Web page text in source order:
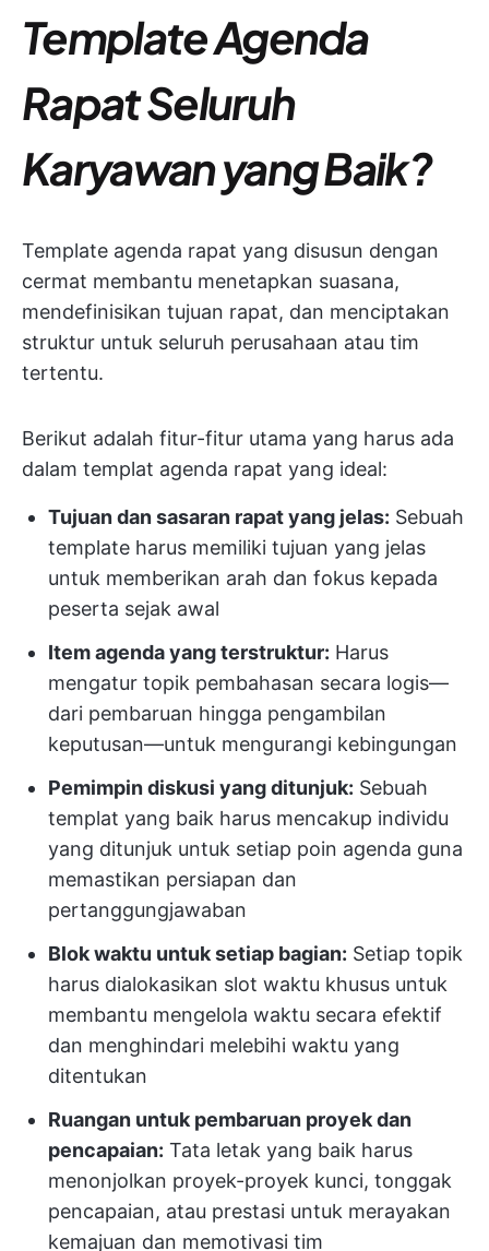
Template Agenda
Rapat Seluruh
Karyawan yang Baik?
Template agenda rapat yang disusun dengan
cermat membantu menetapkan suasana,
mendefinisikan tujuan rapat, dan menciptakan
struktur untuk seluruh perusahaan atau tim
tertentu.
Berikut adalah fitur-fitur utama yang harus ada
dalam templat agenda rapat yang ideal:
Tujuan dan sasaran rapat yang jelas: Sebuah
template harus memiliki tujuan yang jelas
untuk memberikan arah dan fokus kepada
peserta sejak awal
Item agenda yang terstruktur: Harus
mengatur topik pembahasan secara logis—
dari pembaruan hingga pengambilan
keputusan—untuk mengurangi kebingungan
Pemimpin diskusi yang ditunjuk: Sebuah
templat yang baik harus mencakup individu
yang ditunjuk untuk setiap poin agenda guna
memastikan persiapan dan
pertanggungjawaban
Blok waktu untuk setiap bagian: Setiap topik
harus dialokasikan slot waktu khusus untuk
membantu mengelola waktu secara efektif
dan menghindari melebihi waktu yang
ditentukan
Ruangan untuk pembaruan proyek dan
pencapaian: Tata letak yang baik harus
menonjolkan proyek-proyek kunci, tonggak
pencapaian, atau prestasi untuk merayakan
kemajuan dan memotivasi tim